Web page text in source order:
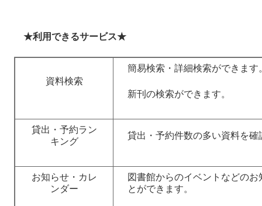
★利用できるサービス★
資料検索
簡易検索・詳細検索ができます
新刊の検索ができます。
貸出・予約ラン
キング
貸出・予約件数の多い資料を確
お知らせ・カレ
ンダー
図書館からのイベントなどの
とができます。